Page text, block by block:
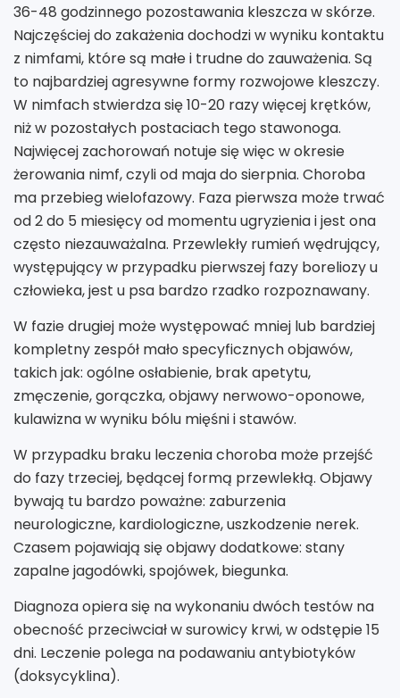
36-48 godzinnego pozostawania kleszcza w skórze.
Najczęściej do zakażenia dochodzi w wyniku kontaktu
z nimfami, które są małe i trudne do zauważenia. Są
to najbardziej agresywne formy rozwojowe kleszczy.
W nimfach stwierdza się 10-20 razy więcej krętków,
niż w pozostałych postaciach tego stawonoga.
Najwięcej zachorowań notuje się więc w okresie
żerowania nimf, czyli od maja do sierpnia. Choroba
ma przebieg wielofazowy. Faza pierwsza może trwać
od 2 do 5 miesięcy od momentu ugryzienia i jest ona
często niezauważalna. Przewlekły rumień wędrujący,
występujący w przypadku pierwszej fazy boreliozy u
człowieka, jest u psa bardzo rzadko rozpoznawany.
W fazie drugiej może występować mniej lub bardziej
kompletny zespół mało specyficznych objawów,
takich jak: ogólne osłabienie, brak apetytu,
zmęczenie, gorączka, objawy nerwowo-oponowe,
kulawizna w wyniku bólu mięśni i stawów.
W przypadku braku leczenia choroba może przejść
do fazy trzeciej, będącej formą przewlekłą. Objawy
bywają tu bardzo poważne: zaburzenia
neurologiczne, kardiologiczne, uszkodzenie nerek.
Czasem pojawiają się objawy dodatkowe: stany
zapalne jagodówki, spojówek, biegunka.
Diagnoza opiera się na wykonaniu dwóch testów na
obecność przeciwciał w surowicy krwi, w odstępie 15
dni. Leczenie polega na podawaniu antybiotyków
(doksycyklina).